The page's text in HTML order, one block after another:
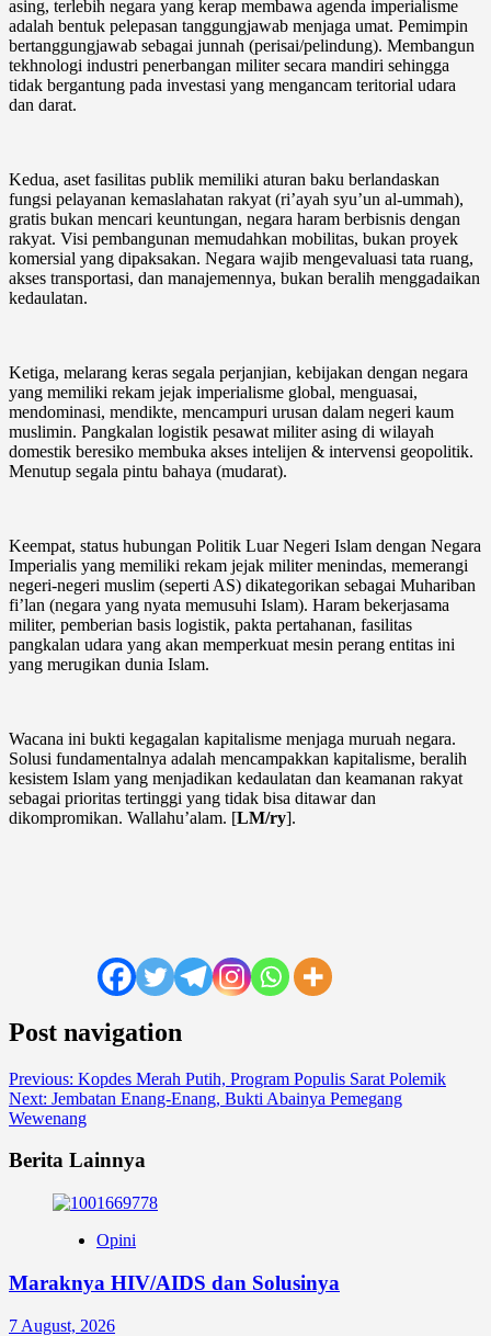
asing, terlebih negara yang kerap membawa agenda imperialisme
adalah bentuk pelepasan tanggungjawab menjaga umat. Pemimpin
bertanggungjawab sebagai junnah (perisai/pelindung). Membangun
tekhnologi industri penerbangan militer secara mandiri sehingga
tidak bergantung pada investasi yang mengancam teritorial udara
dan darat.
Kedua, aset fasilitas publik memiliki aturan baku berlandaskan
fungsi pelayanan kemaslahatan rakyat (ri’ayah syu’un al-ummah),
gratis bukan mencari keuntungan, negara haram berbisnis dengan
rakyat. Visi pembangunan memudahkan mobilitas, bukan proyek
komersial yang dipaksakan. Negara wajib mengevaluasi tata ruang,
akses transportasi, dan manajemennya, bukan beralih menggadaikan
kedaulatan.
Ketiga, melarang keras segala perjanjian, kebijakan dengan negara
yang memiliki rekam jejak imperialisme global, menguasai,
mendominasi, mendikte, mencampuri urusan dalam negeri kaum
muslimin. Pangkalan logistik pesawat militer asing di wilayah
domestik beresiko membuka akses intelijen & intervensi geopolitik.
Menutup segala pintu bahaya (mudarat).
Keempat, status hubungan Politik Luar Negeri Islam dengan Negara
Imperialis yang memiliki rekam jejak militer menindas, memerangi
negeri-negeri muslim (seperti AS) dikategorikan sebagai Muhariban
fi’lan (negara yang nyata memusuhi Islam). Haram bekerjasama
militer, pemberian basis logistik, pakta pertahanan, fasilitas
pangkalan udara yang akan memperkuat mesin perang entitas ini
yang merugikan dunia Islam.
Wacana ini bukti kegagalan kapitalisme menjaga muruah negara.
Solusi fundamentalnya adalah mencampakkan kapitalisme, beralih
kesistem Islam yang menjadikan kedaulatan dan keamanan rakyat
sebagai prioritas tertinggi yang tidak bisa ditawar dan
dikompromikan. Wallahu’alam. [LM/ry].
Post navigation
Previous: Kopdes Merah Putih, Program Populis Sarat Polemik
Next: Jembatan Enang-Enang, Bukti Abainya Pemegang
Wewenang
Berita Lainnya
Opini
Maraknya HIV/AIDS dan Solusinya
7 August, 2026